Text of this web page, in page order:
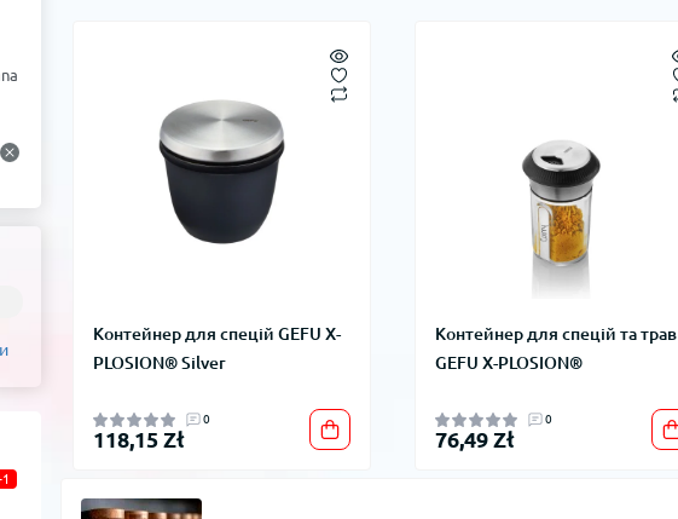
Контейнер для спецій GEFU X-
PLOSION® Silver
0
118,15 Zł
Контейнер для спецій та трав
GEFU X-PLOSION®
0
76,49 Zł